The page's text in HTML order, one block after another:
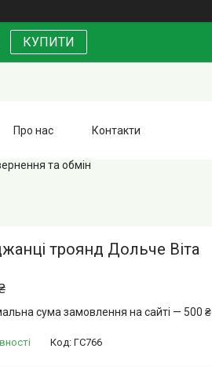
КУПИТИ
Про нас Контакти
та обмін
троянд Дольче Віта
сума замовлення на сайті — 500 ₴
Код: ГС766